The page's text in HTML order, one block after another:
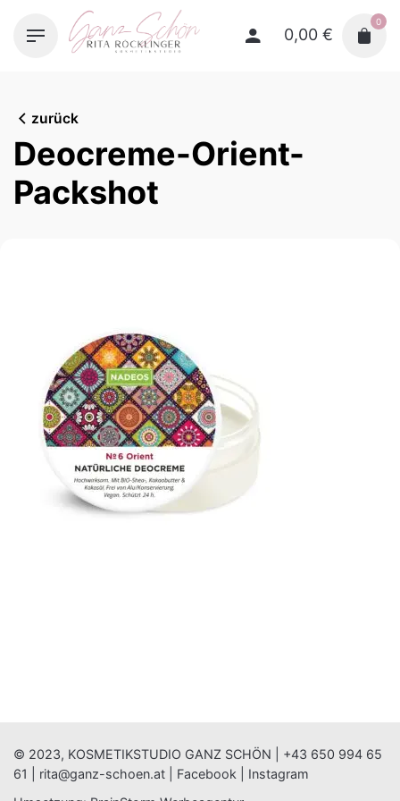
0,00 €
0
zurück
Deocreme-Orient-
Packshot
© 2023, KOSMETIKSTUDIO GANZ SCHÖN | +43 650 994 65
61
rita@ganz-schoen.at Facebook
Instagram